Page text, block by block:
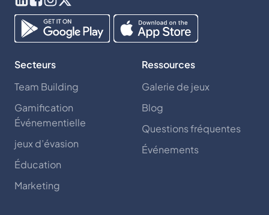
Secteurs
Team Building
Gamification
Événementielle
jeux d’évasion
Éducation
Marketing
Ressources
Galerie de jeux
Blog
Questions fréquentes
Événements